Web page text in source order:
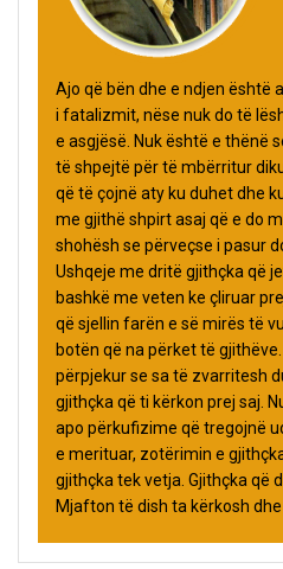
Ajo që bën dhe e ndjen është
i fatalizmit, nëse nuk do të
e asgjësë. Nuk është e thënë
të shpejtë për të mbërritur
që të çojnë aty ku duhet dhe
me gjithë shpirt asaj që e do
shohësh se përveçse i pasur
Ushqeje me dritë gjithçka që
bashkë me veten ke çliruar
që sjellin farën e së mirës të
botën që na përket të
përpjekur se sa të zvarritesh
gjithçka që ti kërkon prej saj.
apo përkufizime që tregojnë
e merituar, zotërimin e
gjithçka tek vetja. Gjithçka që
Mjafton të dish ta kërkosh